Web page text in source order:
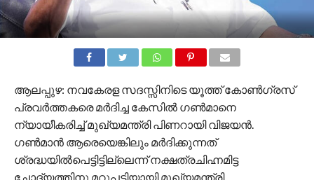
ആലപ്പുഴ: നവകേരള സദസ്സിനിടെ യൂത്ത് കോണ്‍ഗ്രസ്
പ്രവര്‍ത്തകരെ മര്‍ദിച്ച കേസില്‍ ഗണ്‍മാനെ
ന്യായീകരിച്ച് മുഖ്യമന്ത്രി പിണറായി വിജയൻ.
ഗണ്‍മാന്‍ ആരെയെങ്കിലും മര്‍ദിക്കുന്നത്
ശ്രദ്ധയില്‍പെട്ടിട്ടില്ലെന്ന് നക്ഷത്രചിഹ്നമിട്ട
ചോദ്യത്തിനു മറുപടിയായി മുഖ്യമന്ത്രി